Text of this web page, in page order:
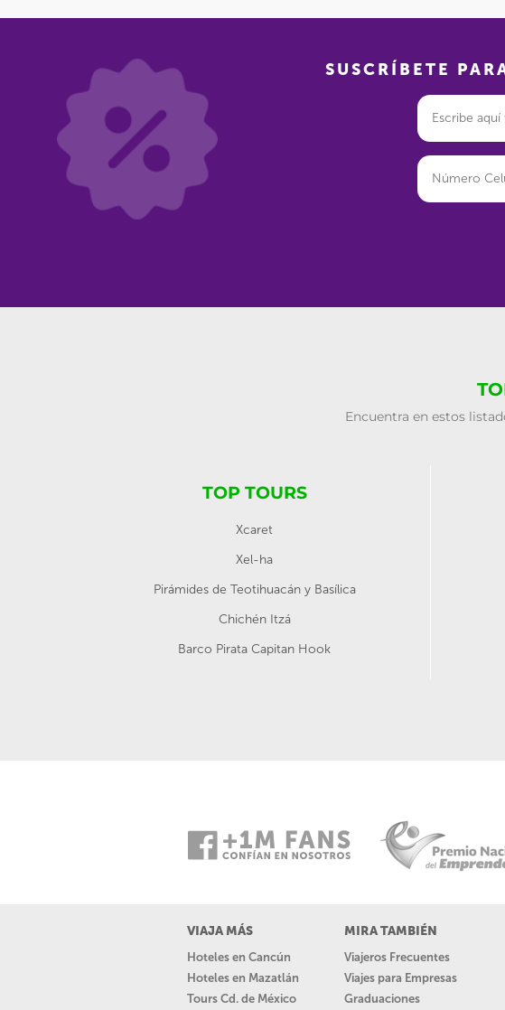
SUSCRÍBETE
Encuentra en estos
TOP TOURS
Xcaret
Xel-ha
Pirámides de Teotihuacán y Basílica
Chichén Itzá
Barco Pirata Capitan Hook
VIAJA MÁS
Hoteles en Cancún
Hoteles en Mazatlán
Tours Cd. de México
MIRA TAMBIÉN
Viajeros Frecuentes
Viajes para Empresas
Graduaciones